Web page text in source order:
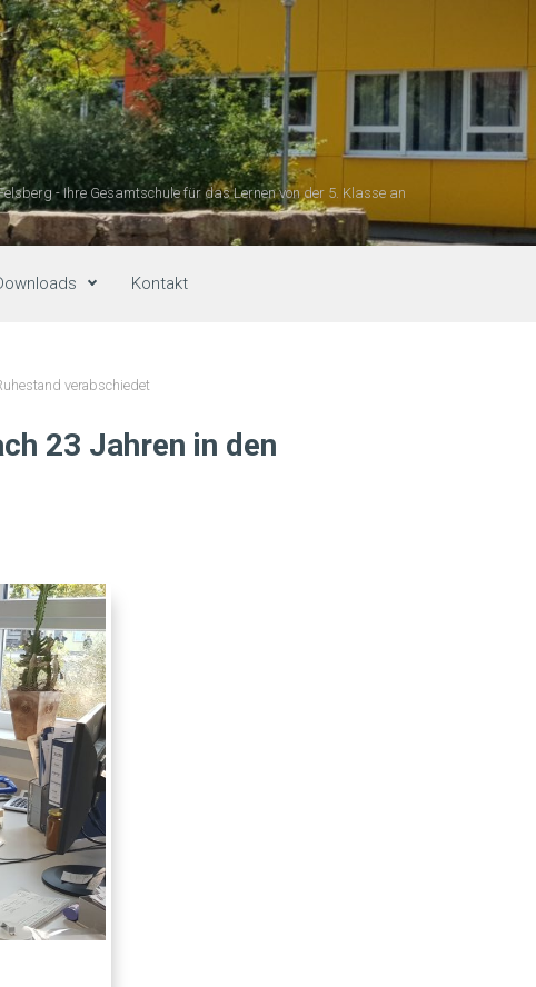
- Ihre Gesamtschule für das Lernen von der 5. Klasse an
Kontakt
verabschiedet
23 Jahren in den